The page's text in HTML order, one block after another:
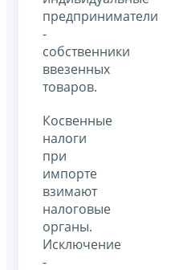
предприниматели
-
собственники
ввезенных
товаров.
Косвенные
налоги
при
импорте
взимают
налоговые
органы.
Исключение
-